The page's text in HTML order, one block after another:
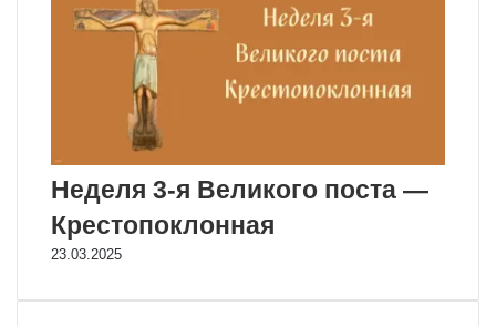
Неделя 3-я Великого поста —
Крестопоклонная
23.03.2025